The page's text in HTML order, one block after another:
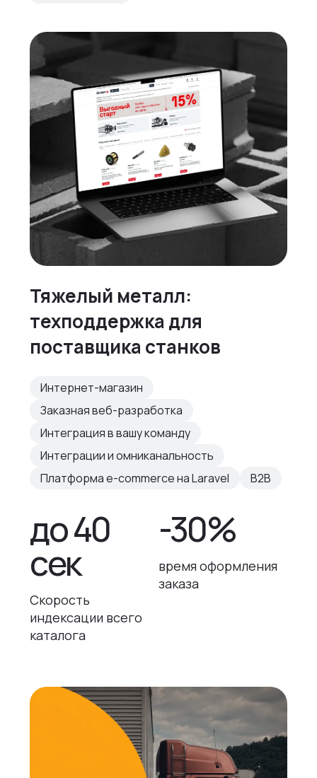
Тяжелый металл:
техподдержка для
поставщика станков
Интернет-магазин
Заказная веб-разработка
Интеграция в вашу команду
Интеграции и омниканальность
Платформа e-commerce на Laravel
B2B
до 40
сек
Скорость
индексации всего
каталога
-30%
время оформления
заказа